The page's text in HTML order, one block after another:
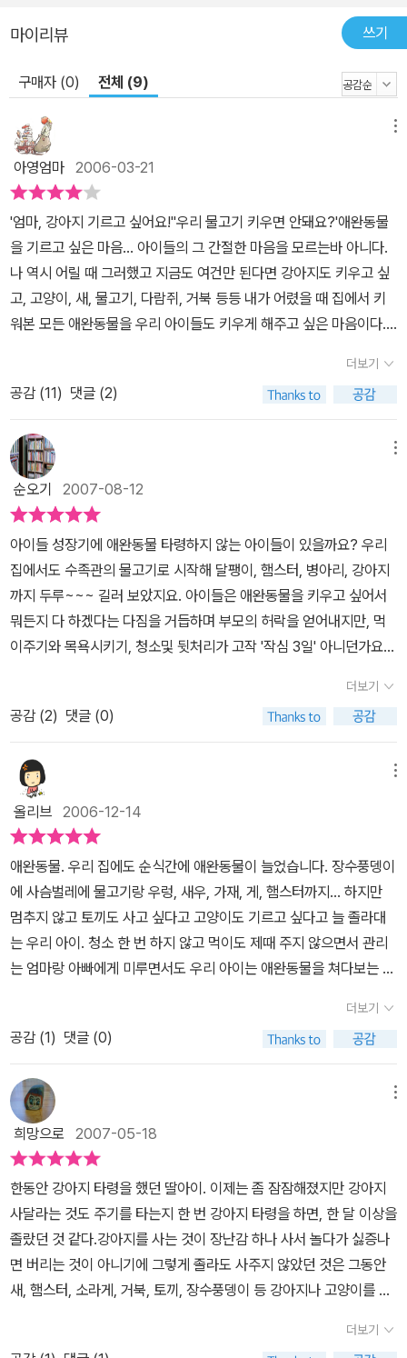
마이리뷰 쓰기
구매자 (0) 전체 (9)
아영엄마 2006-03-21
'엄마, 강아지 기르고 싶어요!''우리 물고기 키우면 안돼요?'애완동물
을 기르고 싶은 마음... 아이들의 그 간절한 마음을 모르는바 아니다.
나 역시 어릴 때 그러했고 지금도 여건만 된다면 강아지도 키우고 싶
고, 고양이, 새, 물고기, 다람쥐, 거북 등등 내가 어렸을 때 집에서 키
워본 모든 애완동물을 우리 아이들도 키우게 해주고 싶은 마음이다.
받침되지 않고서는 나중에 무책임한 행동-키우다 다른 곳에 보내는-
을 하게 되는지라 아이들의 소망을 그저 '다음에...' 라는 말로 다독거
리고만 있다. 이 책을 보여주면 보나마나 아이들이 '엄마 나도 애완동
물 키우고 싶어요!!'라고 외칠 텐데 어떻게 하나...살짝 고민을 했다.
하지만 부모에게 부탁하기만 하는 것이 아니라 스스로 애완동물을 구
하러 다니는 율리아의 모습이 색다르게 다가오지 싶어 책을 보여주었
더니 역시나, 아이들은 이 책이 참 재미있다는 반응을 보였다.이 그림
책은 애완동물을 구하기 위해 직접 발로 뛰는 한 여자아이의 이야기
를 담고 있다. 분홍빛과 푸른빛이 어우러져 하늘거리는 치맛단이 하
늘로 활짝 날아오르는 듯이 펼쳐진 화사한 무용복을 입은 율리아는
집에서 장난감 유모차를 밀고 나와 자신이 살고 있는 동네를 열심히
돌아다닌다. 자기가 밀고 다니는 유모차에 태워 잠도 재울 수 있는 애
완동물이 갖고 싶은 율리아. 매일 아침'오늘은 예쁘고 귀여운 동물을
가질수 있나요?' 하고 물어봐도 엄마에게서 돌아오는 대답은 늘 아직
차를 밀고 동네를 돌아다니는 것이다. 유모차를 밀고 다니는 율리아
를 보니 가끔 여자아이들이 장난감 유모차에 인형을 눕혀 놓고 밀고
다니기도 하고 인형을 안고 토닥거리기도 하면서 노는 모습을 본 기
억이 난다. 그 모습들을 보면서 아이들이 왜 저런 놀이를 좋아할까 궁
금해 하곤 했는데 단순하게 생각해 보면 엄마 역할을 흉내내보고 싶
어서 하는 놀이 같기도 하고, 그 이면에는 그 자신이 아직 보살핌을 받
아야 하는 나이이긴 하지 만 자기도 누군가를 돌봐줄 수 있음을 드러
내고 싶은 마음이 있어서 일지도 모르겠다. 무엇보다 애완동물은 친
구처럼 어울려 놀 수도 있고, 자기가 밥도 챙겨주고 산책도 시켜주는
까? 율리아는 말도 고슴도치도 좋고, 쥐나 개구리까지도 좋다고 생각
한다. 물론 지렁이처럼 싫은 동물도 있지만.... 율리아는 까마귀를 잡
으려다 실패하고, 길에서 개줄로 벽에 묶여 있던 강아지를 발견해 유
모차에 태우고 가려다 주인에게 혼이 나기도 한다. 아까 길에서 만난
증기 기관차 흉내를 내던 꼬마를 태워서 달려보기도 하지만 별 재미
가 없다. 그러다 바닥에서 발견한 딱정벌레를 유모차에 태워 이불도
덮어주고, 나중에 죽으면 묻어줄 생각까지 하는 율리아를 보면 아직
은 자기 위주로만 생각하는 아이의 모습을 발견할 수 있다. 이 책은 마
침내 율리아가 애완동물을 갖게 되는 결말 부분을 장황하게 설명하지
않고 단 한 줄로 압축하여 들려준다. 요즘 이렇게 짧은 문장으로 많은
여운을 남겨주는 방식의 책을 종종 접하게 되는데 그 문장 안에 생략
된 뒷이야기도 궁금하긴 하지만 마지막에 실린 짧은 문장 하나가 오
더보기
공감 (11) 댓글 (2)
순오기 2007-08-12
아이들 성장기에 애완동물 타령하지 않는 아이들이 있을까요? 우리
집에서도 수족관의 물고기로 시작해 달팽이, 햄스터, 병아리, 강아지
까지 두루~~~ 길러 보았지요. 아이들은 애완동물을 키우고 싶어서
뭐든지 다 하겠다는 다짐을 거듭하며 부모의 허락을 얻어내지만, 먹
이주기와 목욕시키기, 청소및 뒷처리가 고작 '작심 3일' 아니던가요?
는 어떻게 했을까요? 호호~ 참 기특하지 않나요? 스스로 애완동물을
찾아 유모차를 밀고 나섰어요. 까마귀를 잡으려다 놓치고, 주인 없는
강아지라고 유모차에 태워가려다 혼쭐이 나기도 하지요. 칙칙폭폭 기
차놀이하는 꼬마를 태우기도 하지만, 어떤 것도 율리아의 애완동물이
될 수는 없군요. 어쩌죠? 율리아는 드디어 자기 수준에 딱 맞는 애완
동물로 딱정벌레를 발견했어요. 유모차에 태우고 이불을 덮어주는 율
리아가 너무나 귀여워 절로 웃음이 나네요. 얼마나 애완동물이 갖고
싶은지 율리아의 마음이 충분히 읽어지네요. 저런저런~~ 딱정벌레
가 죽으면 무덤까지 만들어 준다고 하네요. 다행히 딱정벌레는 죽지
않고 다음날 날아가 버렸어요. 어린독자들은 애완동물을 갖고 싶은
마음이 율리아보다 작지 않기에 충분히 공감하네요. 딱정벌레 무덤을
만들어준 것을 아주 즐거워하는군요. 아이들은 이 책을 읽으며 엄마
에게 조를지도 모르지요. 율리아가 여덟 살에 고양이를 받았으니 자
기도 여덟 살에 강아지를 사 달라고... 바로 그런 어린이가 여기 있어
었던 율리아처럼 나도 똑같이 애완동물을 갖고 싶어요. 율리아가 밖
으로 나와서 나랑 같이 강아지를 사면 내 기분이 너무 좋겠어요. 하지
만 마지막에 율리아가 여덟 살에 고양이를 받아서 나는 마음이 섭섭
했어요. 왜냐면, 나도 여덟 살인데 아직 애완동물을 갖지 못했거든요.
나도 강아지를 키우고 싶어요. 엄마! 강아지를 사 주신다면 먹이는 중
간쯤 주고, 우울증에 안 걸리게 잘 보살펴 줄거에요.강아지 색깔은 하
얀색이면 좋겠고, 이름은 똘이라고 지었으면 좋겠어요.아이들 세계에
서 가장 큰 욕심이라면 애완동물을 갖고 싶은 마음일거에요. 율리아
처럼 다른 것은 생각지 못하고 오로지 애완동물에만 주목하는 걸 보
마들이 얼마나 있을까요? ㅎㅎ 엄마들은 애완동물이 아이에게 미칠
더보기
공감 (2) 댓글 (0)
올리브 2006-12-14
애완동물. 우리 집에도 순식간에 애완동물이 늘었습니다. 장수풍뎅이
에 사슴벌레에 물고기랑 우렁, 새우, 가재, 게, 햄스터까지... 하지만
멈추지 않고 토끼도 사고 싶다고 고양이도 기르고 싶다고 늘 졸라대
는 우리 아이. 청소 한 번 하지 않고 먹이도 제때 주지 않으면서 관리
는 엄마랑 아빠에게 미루면서도 우리 아이는 애완동물을 쳐다보는 것
때문에 행복하지만 책임있는 아이로 기르고 싶고 또한 동물에 대한
사랑과 보호를 느낄 수 있었으면 한다. 애완동물을 원하는 아이들을
위한 책. 그리고 애완동물이 갖고 싶어 애완동물을 찾아 떠나는 율리
아의 모습이 너무나 사랑스럽다.
더보기
공감 (1) 댓글 (0)
희망으로 2007-05-18
한동안 강아지 타령을 했던 딸아이. 이제는 좀 잠잠해졌지만 강아지
사달라는 것도 주기를 타는지 한 번 강아지 타령을 하면, 한 달 이상을
졸랐던 것 같다.강아지를 사는 것이 장난감 하나 사서 놀다가 싫증나
면 버리는 것이 아니기에 그렇게 졸라도 사주지 않았던 것은 그동안
새, 햄스터, 소라게, 거북, 토끼, 장수풍뎅이 등 강아지나 고양이를 빼
들을 키워낼 능력이 없다. 어찌보면 당연하겠지만 그런 것을 좋아하
더보기